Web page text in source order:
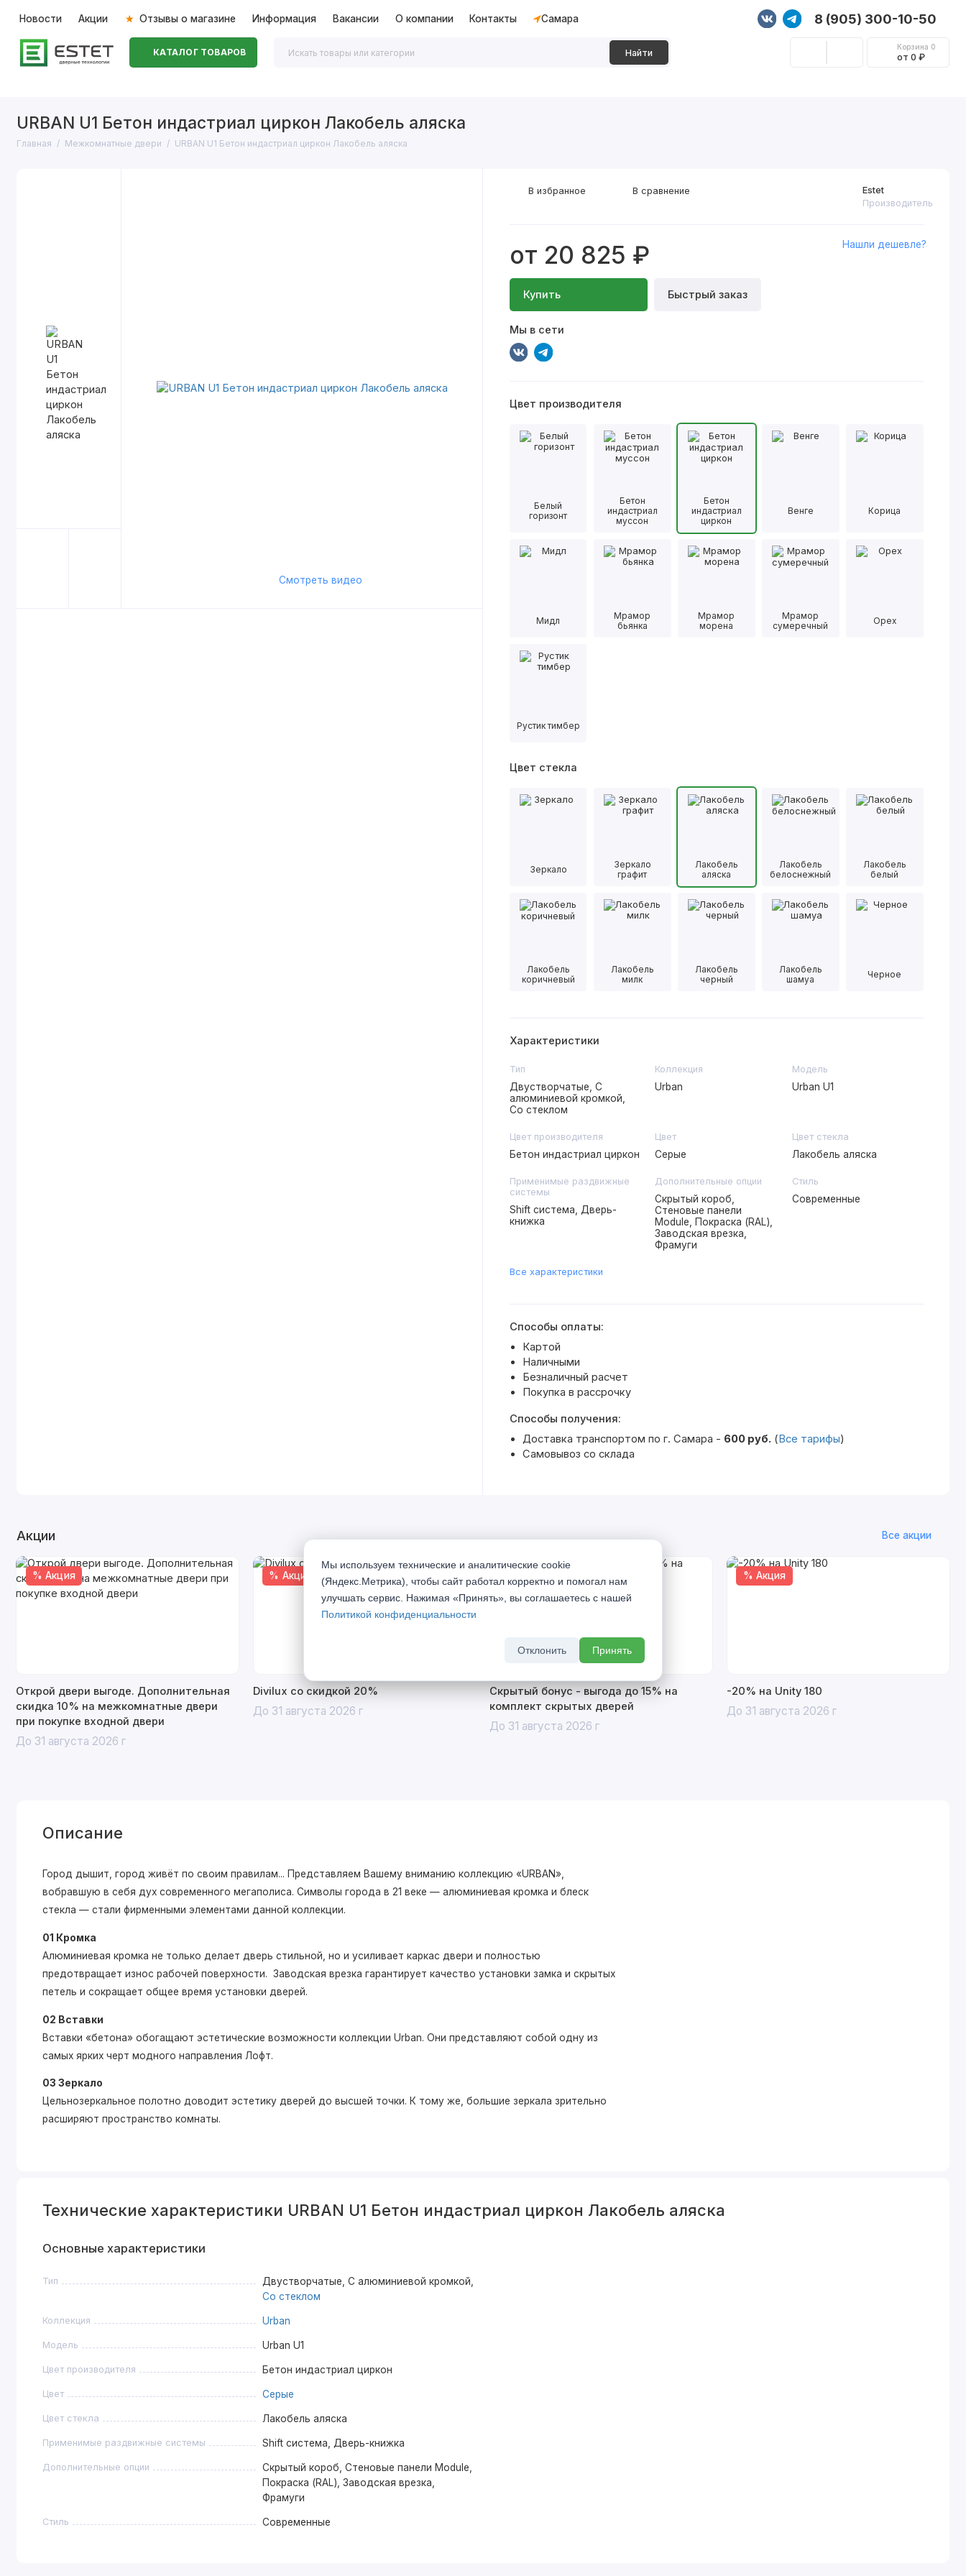
Новости Акции Отзывы о магазине Информация Вакансии О компании Контакты Самара 8 (905) 300-10-50
КАТАЛОГ ТОВАРОВ Найти
Корзина 0
от 0 ₽
URBAN U1 Бетон индастриал циркон Лакобель аляска
Главная Межкомнатные двери URBAN U1 Бетон индастриал циркон Лакобель аляска
Смотреть видео
Estet
Производитель
от 20 825 ₽
Купить Быстрый заказ
Нашли дешевле?
Мы в сети
В избранное В сравнение
Цвет производителя
Белый
горизонт
Бетон
индастриал
муссон
Бетон
индастриал
циркон
Венге Корица
Мидл
Мрамор
бьянка
Мрамор
морена
Мрамор
сумеречный
Орех
Рустик тимбер
Цвет стекла
Зеркало
Зеркало
графит
Лакобель
аляска
Лакобель
белоснежный
Лакобель
белый
Лакобель
коричневый
Лакобель
милк
Лакобель
черный
Лакобель
шамуа
Черное
Характеристики
Тип
Двустворчатые, С
алюминиевой кромкой,
Со стеклом
Коллекция
Urban
Модель
Urban U1
Цвет производителя
Бетон индастриал циркон
Цвет
Серые
Цвет стекла
Лакобель аляска
Применимые раздвижные
системы
Shift система, Дверь-
книжка
Дополнительные опции
Скрытый короб,
Стеновые панели
Module, Покраска (RAL),
Заводская врезка,
Фрамуги
Стиль
Современные
Все характеристики
Способы оплаты:
Картой
Наличными
Безналичный расчет
Покупка в рассрочку
Способы получения:
Доставка транспортом по г. Самара - 600 руб. ( Все тарифы)
Самовывоз со склада
Акции Все акции
% Акция
Открой двери выгоде. Дополнительная
скидка 10% на межкомнатные двери
при покупке входной двери
До 31 августа 2026 г
% Акция
Divilux со скидкой 20%
До 31 августа 2026 г
Скрытый бонус - выгода до 15% на
комплект скрытых дверей
До 31 августа 2026 г
% Акция
-20% на Unity 180
До 31 августа 2026 г
Описание
Город дышит, город живёт по своим правилам... Представляем Вашему вниманию коллекцию «URBAN»,
вобравшую в себя дух современного мегаполиса. Символы города в 21 веке — алюминиевая кромка и блеск
стекла — стали фирменными элементами данной коллекции.
01 Кромка
Алюминиевая кромка не только делает дверь стильной, но и усиливает каркас двери и полностью
предотвращает износ рабочей поверхности. Заводская врезка гарантирует качество установки замка и скрытых
петель и сокращает общее время установки дверей.
02 Вставки
Вставки «бетона» обогащают эстетические возможности коллекции Urban. Они представляют собой одну из
самых ярких черт модного направления Лофт.
03 Зеркало
Цельнозеркальное полотно доводит эстетику дверей до высшей точки. К тому же, большие зеркала зрительно
расширяют пространство комнаты.
Технические характеристики URBAN U1 Бетон индастриал циркон Лакобель аляска
Основные характеристики
Тип
Двустворчатые, С алюминиевой кромкой,
Со стеклом
Коллекция Urban
Модель Urban U1
Цвет производителя Бетон индастриал циркон
Цвет Серые
Цвет стекла Лакобель аляска
Применимые раздвижные системы Shift система, Дверь-книжка
Дополнительные опции
Скрытый короб, Стеновые панели Module,
Покраска (RAL), Заводская врезка,
Фрамуги
Стиль Современные
Мы используем технические и аналитические cookie
(Яндекс.Метрика), чтобы сайт работал корректно и помогал нам
улучшать сервис. Нажимая «Принять», вы соглашаетесь с нашей
Политикой конфиденциальности
Отклонить Принять